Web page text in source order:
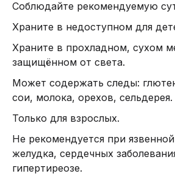
Соблюдайте рекомендуемую
Храните в недоступном для
Храните в прохладном, сухом
защищённом от света.
Может содержать следы:
сои, молока, орехов, сельдерея.
Только для взрослых.
Не рекомендуется при
желудка, сердечных
гипертиреозе.